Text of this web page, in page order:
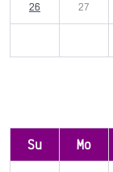
26 27
Su Mo